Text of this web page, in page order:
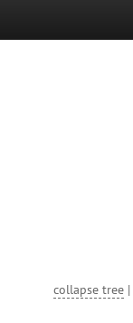
collapse tree |